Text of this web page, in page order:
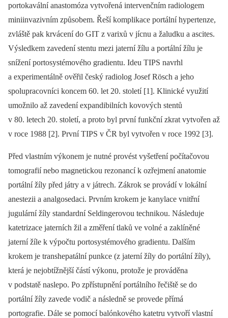
portokavální anastomóza vytvořená intervenčním radiologem
miniinvazivním způsobem. Řeší komplikace portální hypertenze,
zvláště pak krvácení do GIT z varixů v jícnu a žaludku a ascites.
Výsledkem zavedení stentu mezi jaterní žílu a portální žílu je
snížení portosystémového gradientu. Ideu TIPS navrhl
a experimentálně ověřil český radiolog Josef Rösch a jeho
spolupracovníci koncem 60. let 20. století [1]. Klinické využití
umožnilo až zavedení expandibilních kovových stentů
v 80. letech 20. století, a proto byl první funkční zkrat vytvořen až
v roce 1988 [2]. První TIPS v ČR byl vytvořen v roce 1992 [3].
Před vlastním výkonem je nutné provést vyšetření počítačovou
tomografií nebo magnetickou rezonancí k ozřejmení anatomie
portální žíly před játry a v játrech. Zákrok se provádí v lokální
anestezii a analgosedaci. Prvním krokem je kanylace vnitřní
jugulární žíly standardní Seldingerovou technikou. Následuje
katetrizace jaterních žil a změření tlaků ve volné a zaklíněné
jaterní žíle k výpočtu portosystémového gradientu. Dalším
krokem je transhepatální punkce (z jaterní žíly do portální žíly),
která je nejobtížnější částí výkonu, protože je prováděna
v podstatě naslepo. Po zpřístupnění portálního řečiště se do
portální žíly zavede vodič a následně se provede přímá
portografie. Dále se pomocí balónkového katetru vytvoří vlastní